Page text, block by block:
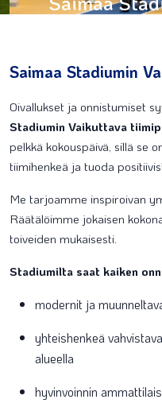
Saimaa Stadiumin
Oivallukset ja onnistumiset
Stadiumin Vaikuttava
pelkkä kokouspäivä, sillä se
tiimihenkeä ja tuoda
Me tarjoamme inspiroivan
Räätälöimme jokaisen
toiveiden mukaisesti.
Stadiumilta saat kaiken
modernit ja
yhteishenkeä
alueella
hyvinvoinnin